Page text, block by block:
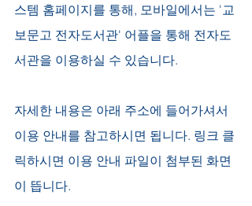
스템 홈페이지를 통해, 모바일에서는 '교
보문고 전자도서관' 어플을 통해 전자도
서관을 이용하실 수 있습니다.
자세한 내용은 아래 주소에 들어가셔서
이용 안내를 참고하시면 됩니다. 링크 클
릭하시면 이용 안내 파일이 첨부된 화면
이 뜹니다.